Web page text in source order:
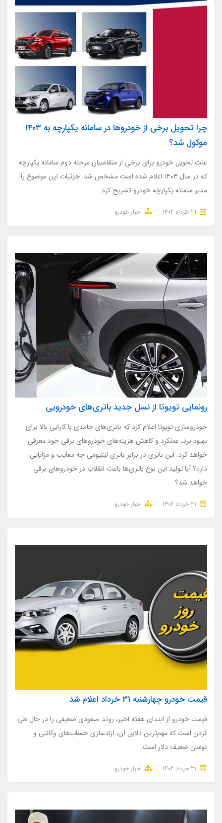
چرا تحویل برخی از خودروها در سامانه یکپارچه به ۱۴۰۳
موکول شد؟
علت تحویل خودرو برای برخی از متقاضیان مرحله دوم سامانه یکپارچه
که در سال ۱۴۰۳ اعلام شده است مشخص شد. جزئیات این موضوع را
مدیر سامانه یکپارچه خودرو تشریح کرد.
اخبار خودرو
رونمایی تویوتا از نسل جدید باتری‌های خودرویی
خودروسازی تویوتا اعلام کرد که باتری‌های جامدی با کارایی بالا برای
بهبود برد، عملکرد و کاهش هزینه‌های خودروهای برقی خود معرفی
خواهد کرد. این باتری در برابر باتری لیتیومی چه معایب و مزایایی
دارد؟ آیا تولید این نوع باتری‌ها باعث انقلاب در خودروهای برقی
خواهد شد؟
اخبار خودرو
قیمت خودرو چهارشنبه 31 خرداد اعلام شد
قیمت خودرو از ابتدای هفته اخیر، روند صعودی ضعیفی را در حال طی
کردن است که مهم‌ترین دلایل آن، آزادسازی حساب‌های وکالتی و
نوسان ضعیف دلار است.
اخبار خودرو